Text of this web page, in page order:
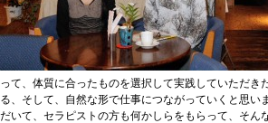
って、体質に合ったものを選択して実践していただ
る、そして、自然な形で仕事につながっていくと思
だいて、セラピストの方も何かしらをもらって、そん